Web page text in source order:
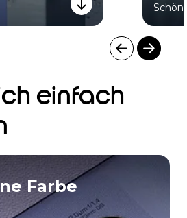
einfach
Farbe